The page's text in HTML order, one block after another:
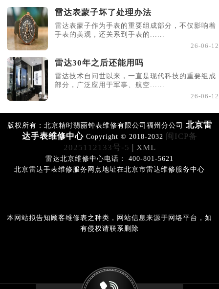
雷达表蒙子坏了处理办法
雷达表蒙子作为手表的重要组成部分，不仅影响着
手表的美观，还关系到手表的......
26-06-12
雷达30年之后还能用吗
雷达技术自问世以来，一直是现代科技的重要组成
部分，广泛应用于军事、航空......
26-06-12
版权所有：北京精时翡丽钟表维修有限公司福州分公司 北京雷
达手表维修中心 Copyright © 2018-2032
闽ICP备
2025112133号-5
| XML
雷达北京维修中心电话： 400-801-5621
北京雷达手表维修服务网点地址在北京市雷达维修服务中心
本网站拟告知顾客维修表之种类，网站信息来源于网络平台，如
有侵权请联系删除